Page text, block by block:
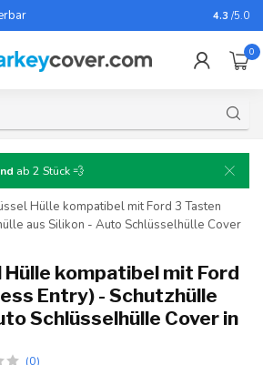
Für fast
4.3 /5.0
0
ab 2 Stück 💨
Hülle kompatibel mit Ford 3 Tasten
aus Silikon - Auto Schlüsselhülle Cover
kompatibel mit Ford
Entry) - Schutzhülle
Schlüsselhülle Cover in
(0)